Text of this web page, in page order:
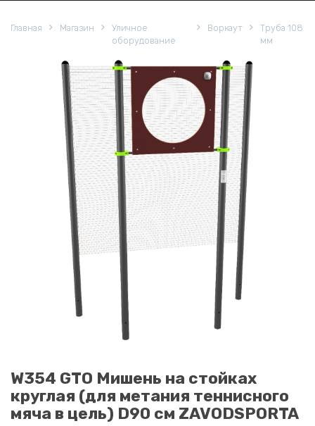
Главная Магазин
Уличное
оборудование
Воркаут
Труба 108
мм
W354 GTO Мишень на стойках
круглая (для метания теннисного
мяча в цель) D90 см ZAVODSPORTA